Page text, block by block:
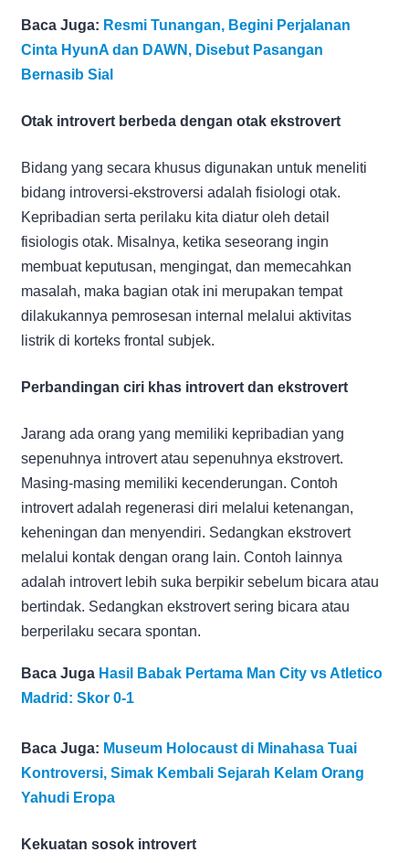
Baca Juga: Resmi Tunangan, Begini Perjalanan
Cinta HyunA dan DAWN, Disebut Pasangan
Bernasib Sial
Otak introvert berbeda dengan otak ekstrovert
Bidang yang secara khusus digunakan untuk meneliti
bidang introversi-ekstroversi adalah fisiologi otak.
Kepribadian serta perilaku kita diatur oleh detail
fisiologis otak. Misalnya, ketika seseorang ingin
membuat keputusan, mengingat, dan memecahkan
masalah, maka bagian otak ini merupakan tempat
dilakukannya pemrosesan internal melalui aktivitas
listrik di korteks frontal subjek.
Perbandingan ciri khas introvert dan ekstrovert
Jarang ada orang yang memiliki kepribadian yang
sepenuhnya introvert atau sepenuhnya ekstrovert.
Masing-masing memiliki kecenderungan. Contoh
introvert adalah regenerasi diri melalui ketenangan,
keheningan dan menyendiri. Sedangkan ekstrovert
melalui kontak dengan orang lain. Contoh lainnya
adalah introvert lebih suka berpikir sebelum bicara atau
bertindak. Sedangkan ekstrovert sering bicara atau
berperilaku secara spontan.
Baca Juga Hasil Babak Pertama Man City vs Atletico
Madrid: Skor 0-1
Baca Juga: Museum Holocaust di Minahasa Tuai
Kontroversi, Simak Kembali Sejarah Kelam Orang
Yahudi Eropa
Kekuatan sosok introvert